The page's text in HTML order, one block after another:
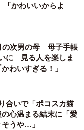
かわいいからよ
の次男の母 母子手帳
に 見る人を楽しま
わいすぎる！」
合いで「ポコスカ猫
心温まる結末に「愛
うや…」